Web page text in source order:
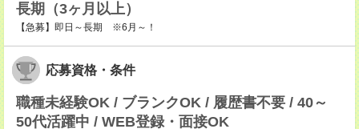
長期（3ヶ月以上）
【急募】即日～長期 ※6月～！
応募資格・条件
職種未経験OK / ブランクOK / 履歴書不要 / 40～
50代活躍中 / WEB登録・面接OK